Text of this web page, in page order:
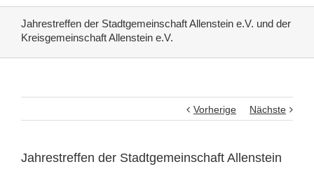
Jahrestreffen der Stadtgemeinschaft Allenstein e.V. und der
Kreisgemeinschaft Allenstein e.V.
Vorherige Nächste
Jahrestreffen der Stadtgemeinschaft Allenstein